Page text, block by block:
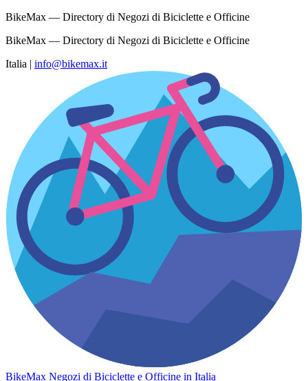
BikeMax — Directory di Negozi di Biciclette e Officine
BikeMax — Directory di Negozi di Biciclette e Officine
Italia | info@bikemax.it
BikeMax Negozi di Biciclette e Officine in Italia